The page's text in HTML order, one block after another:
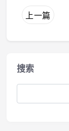
上一篇
搜索